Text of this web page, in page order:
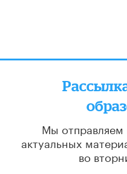
Мы
актуальных
во